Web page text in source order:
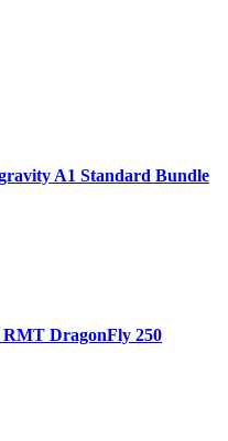
A1 Standard Bundle
DragonFly 250